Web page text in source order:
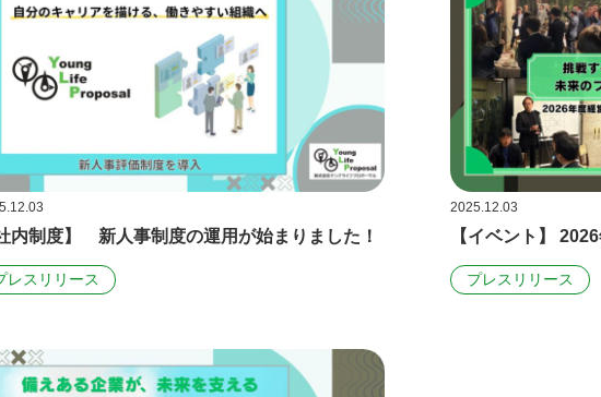
内制度】 新人事制度の運用が始まりました！
レスリリース
2025.12.03
【イベント】
プレスリリース